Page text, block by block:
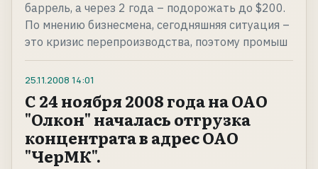
баррель, а через 2 года – подорожать до $200.
По мнению бизнесмена, сегодняшняя ситуация –
это кризис перепроизводства, поэтому промыш
25.11.2008 14:01
С 24 ноября 2008 года на ОАО
"Олкон" началась отгрузка
концентрата в адрес ОАО
"ЧерМК".